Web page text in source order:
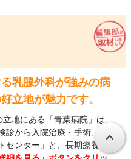
乳腺外科が強みの病
立地が魅力です。
地にある「青葉病院」は、
から入院治療・手術、化学
ンター」と、長期療養が必